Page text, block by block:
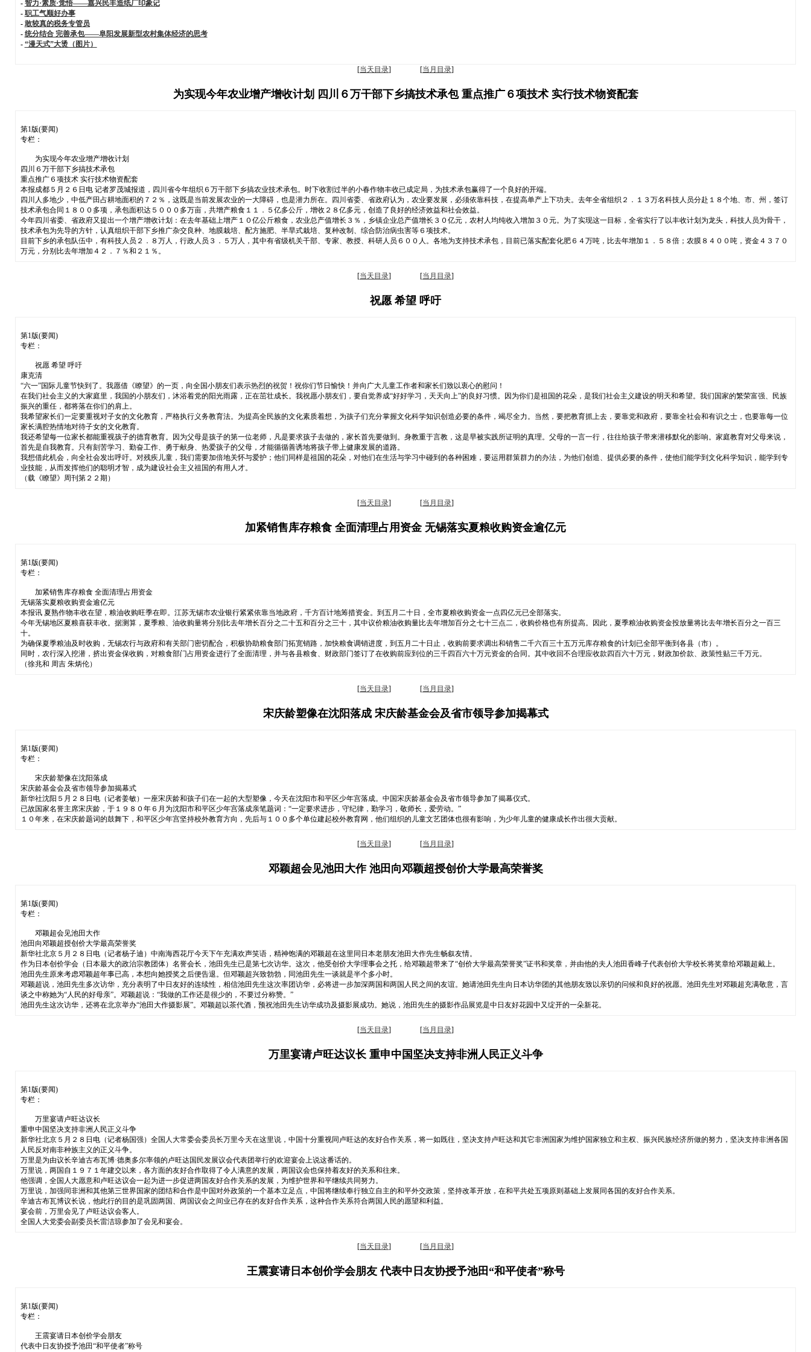
- 智力·素质·觉悟——嘉兴民丰造纸厂印象记
- 职工气顺好办事
- 敢较真的税务专管员
- 统分结合 完善承包——阜阳发展新型农村集体经济的思考
- “漫天式”大烫（图片）
[当天目录] [当月目录]
为实现今年农业增产增收计划 四川６万干部下乡搞技术承包 重点推广６项技术 实行技术物资配套
第1版(要闻)
专栏：
为实现今年农业增产增收计划
四川６万干部下乡搞技术承包
重点推广６项技术 实行技术物资配套
本报成都５月２６日电 记者罗茂城报道，四川省今年组织６万干部下乡搞农业技术承包。时下收割过半的小春作物丰收已成定局，为技术承包赢得了一个良好的开端。
四川人多地少，中低产田占耕地面积的７２％，这既是当前发展农业的一大障碍，也是潜力所在。四川省委、省政府认为，农业要发展，必须依靠科技，在提高单产上下功夫。去年全省组织２．１３万名科技人员分赴１８个地、市、州，签订
技术承包合同１８００多项，承包面积达５０００多万亩，共增产粮食１１．５亿多公斤，增收２８亿多元，创造了良好的经济效益和社会效益。
今年四川省委、省政府又提出一个增产增收计划：在去年基础上增产１０亿公斤粮食，农业总产值增长３％，乡镇企业总产值增长３０亿元，农村人均纯收入增加３０元。为了实现这一目标，全省实行了以丰收计划为龙头，科技人员为骨干，
技术承包为先导的方针，认真组织干部下乡推广杂交良种、地膜栽培、配方施肥、半旱式栽培、复种改制、综合防治病虫害等６项技术。
目前下乡的承包队伍中，有科技人员２．８万人，行政人员３．５万人，其中有省级机关干部、专家、教授、科研人员６００人。各地为支持技术承包，目前已落实配套化肥６４万吨，比去年增加１．５８倍；农膜８４００吨，资金４３７０
万元，分别比去年增加４２．７％和２１％。
[当天目录] [当月目录]
祝愿 希望 呼吁
第1版(要闻)
专栏：
祝愿 希望 呼吁
康克清
“六一”国际儿童节快到了。我愿借《瞭望》的一页，向全国小朋友们表示热烈的祝贺！祝你们节日愉快！并向广大儿童工作者和家长们致以衷心的慰问！
在我们社会主义的大家庭里，我国的小朋友们，沐浴着党的阳光雨露，正在茁壮成长。我祝愿小朋友们，要自觉养成“好好学习，天天向上”的良好习惯。因为你们是祖国的花朵，是我们社会主义建设的明天和希望。我们国家的繁荣富强、民族
振兴的重任，都将落在你们的肩上。
我希望家长们一定要重视对子女的文化教育，严格执行义务教育法。为提高全民族的文化素质着想，为孩子们充分掌握文化科学知识创造必要的条件，竭尽全力。当然，要把教育抓上去，要靠党和政府，要靠全社会和有识之士，也要靠每一位
家长满腔热情地对待子女的文化教育。
我还希望每一位家长都能重视孩子的德育教育。因为父母是孩子的第一位老师，凡是要求孩子去做的，家长首先要做到。身教重于言教，这是早被实践所证明的真理。父母的一言一行，往往给孩子带来潜移默化的影响。家庭教育对父母来说，
首先是自我教育。只有刻苦学习、勤奋工作、勇于献身、热爱孩子的父母，才能循循善诱地将孩子带上健康发展的道路。
我想借此机会，向全社会发出呼吁。对残疾儿童，我们需要加倍地关怀与爱护；他们同样是祖国的花朵，对他们在生活与学习中碰到的各种困难，要运用群策群力的办法，为他们创造、提供必要的条件，使他们能学到文化科学知识，能学到专
业技能，从而发挥他们的聪明才智，成为建设社会主义祖国的有用人才。
（载《瞭望》周刊第２２期）
[当天目录] [当月目录]
加紧销售库存粮食 全面清理占用资金 无锡落实夏粮收购资金逾亿元
第1版(要闻)
专栏：
加紧销售库存粮食 全面清理占用资金
无锡落实夏粮收购资金逾亿元
本报讯 夏熟作物丰收在望，粮油收购旺季在即。江苏无锡市农业银行紧紧依靠当地政府，千方百计地筹措资金。到五月二十日，全市夏粮收购资金一点四亿元已全部落实。
今年无锡地区夏粮喜获丰收。据测算，夏季粮、油收购量将分别比去年增长百分之二十五和百分之三十，其中议价粮油收购量比去年增加百分之七十三点二，收购价格也有所提高。因此，夏季粮油收购资金投放量将比去年增长百分之一百三
十。
为确保夏季粮油及时收购，无锡农行与政府和有关部门密切配合，积极协助粮食部门拓宽销路，加快粮食调销进度，到五月二十日止，收购前要求调出和销售二千六百三十五万元库存粮食的计划已全部平衡到各县（市）。
同时，农行深入挖潜，挤出资金保收购，对粮食部门占用资金进行了全面清理，并与各县粮食、财政部门签订了在收购前应到位的三千四百六十万元资金的合同。其中收回不合理应收款四百六十万元，财政加价款、政策性贴三千万元。
（徐兆和 周吉 朱炳伦）
[当天目录] [当月目录]
宋庆龄塑像在沈阳落成 宋庆龄基金会及省市领导参加揭幕式
第1版(要闻)
专栏：
宋庆龄塑像在沈阳落成
宋庆龄基金会及省市领导参加揭幕式
新华社沈阳５月２８日电（记者姜敏）一座宋庆龄和孩子们在一起的大型塑像，今天在沈阳市和平区少年宫落成。中国宋庆龄基金会及省市领导参加了揭幕仪式。
已故国家名誉主席宋庆龄，于１９８０年６月为沈阳市和平区少年宫落成亲笔题词：“一定要求进步，守纪律，勤学习，敬师长，爱劳动。”
１０年来，在宋庆龄题词的鼓舞下，和平区少年宫坚持校外教育方向，先后与１００多个单位建起校外教育网，他们组织的儿童文艺团体也很有影响，为少年儿童的健康成长作出很大贡献。
[当天目录] [当月目录]
邓颖超会见池田大作 池田向邓颖超授创价大学最高荣誉奖
第1版(要闻)
专栏：
邓颖超会见池田大作
池田向邓颖超授创价大学最高荣誉奖
新华社北京５月２８日电（记者杨子迪）中南海西花厅今天下午充满欢声笑语，精神饱满的邓颖超在这里同日本老朋友池田大作先生畅叙友情。
作为日本创价学会（日本最大的政治宗教团体）名誉会长，池田先生已是第七次访华。这次，他受创价大学理事会之托，给邓颖超带来了“创价大学最高荣誉奖”证书和奖章，并由他的夫人池田香峰子代表创价大学校长将奖章给邓颖超戴上。
池田先生原来考虑邓颖超年事已高，本想向她授奖之后便告退。但邓颖超兴致勃勃，同池田先生一谈就是半个多小时。
邓颖超说，池田先生多次访华，充分表明了中日友好的连续性，相信池田先生这次率团访华，必将进一步加深两国和两国人民之间的友谊。她请池田先生向日本访华团的其他朋友致以亲切的问候和良好的祝愿。池田先生对邓颖超充满敬意，言
谈之中称她为“人民的好母亲”。邓颖超说：“我做的工作还是很少的，不要过分称赞。”
池田先生这次访华，还将在北京举办“池田大作摄影展”。邓颖超以茶代酒，预祝池田先生访华成功及摄影展成功。她说，池田先生的摄影作品展览是中日友好花园中又绽开的一朵新花。
[当天目录] [当月目录]
万里宴请卢旺达议长 重申中国坚决支持非洲人民正义斗争
第1版(要闻)
专栏：
万里宴请卢旺达议长
重申中国坚决支持非洲人民正义斗争
新华社北京５月２８日电（记者杨国强）全国人大常委会委员长万里今天在这里说，中国十分重视同卢旺达的友好合作关系，将一如既往，坚决支持卢旺达和其它非洲国家为维护国家独立和主权、振兴民族经济所做的努力，坚决支持非洲各国
人民反对南非种族主义的正义斗争。
万里是为由议长辛迪古布瓦博·德奥多尔率领的卢旺达国民发展议会代表团举行的欢迎宴会上说这番话的。
万里说，两国自１９７１年建交以来，各方面的友好合作取得了令人满意的发展，两国议会也保持着友好的关系和往来。
他强调，全国人大愿意和卢旺达议会一起为进一步促进两国友好合作关系的发展，为维护世界和平继续共同努力。
万里说，加强同非洲和其他第三世界国家的团结和合作是中国对外政策的一个基本立足点，中国将继续奉行独立自主的和平外交政策，坚持改革开放，在和平共处五项原则基础上发展同各国的友好合作关系。
辛迪古布瓦博议长说，他此行的目的是巩固两国、两国议会之间业已存在的友好合作关系，这种合作关系符合两国人民的愿望和利益。
宴会前，万里会见了卢旺达议会客人。
全国人大党委会副委员长雷洁琼参加了会见和宴会。
[当天目录] [当月目录]
王震宴请日本创价学会朋友 代表中日友协授予池田“和平使者”称号
第1版(要闻)
专栏：
王震宴请日本创价学会朋友
代表中日友协授予池田“和平使者”称号